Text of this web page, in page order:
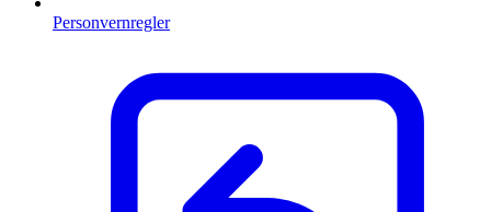
Personvernregler